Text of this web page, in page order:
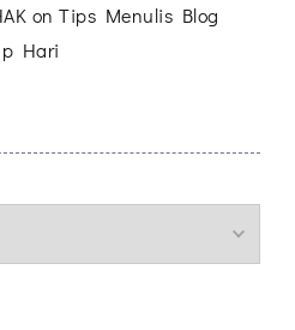
on Tips Menulis Blog
Hari